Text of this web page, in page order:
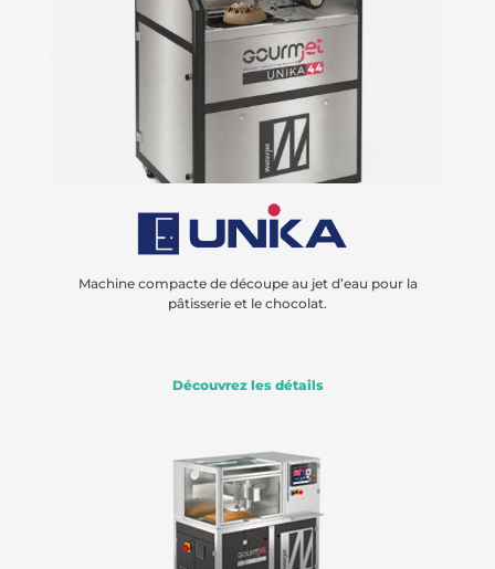
Machine compacte de découpe au jet d’eau pour la
pâtisserie et le chocolat.
Découvrez les détails